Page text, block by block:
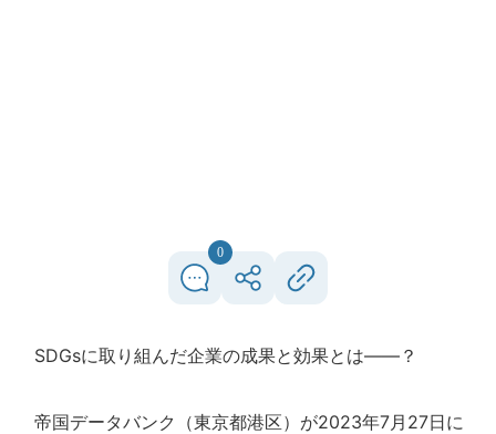
0
SDGsに取り組んだ企業の成果と効果とは――？
帝国データバンク（東京都港区）が2023年7月27日に